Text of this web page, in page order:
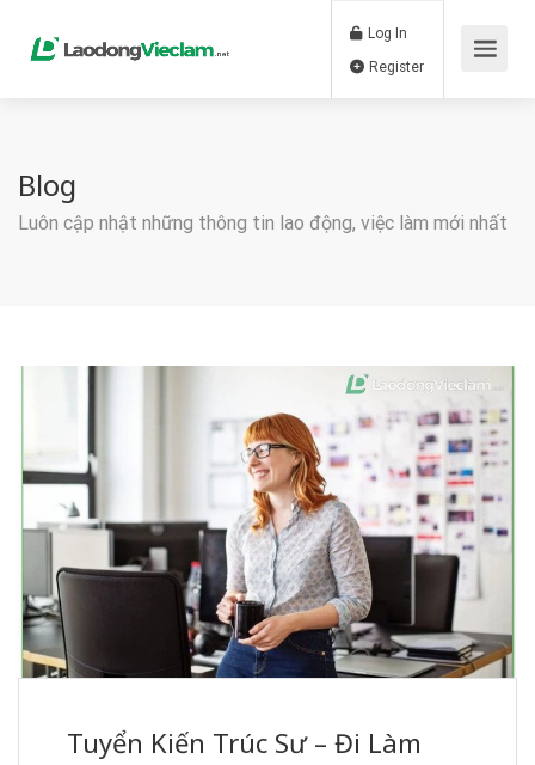
Log In
Blog
Luôn cập nhật những thông tin lao động, việc làm mới nhất
Tuyển Kiến Trúc Sư – Đi Làm